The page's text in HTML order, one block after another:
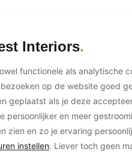
Interiors
functionele als analytische
op de website goed
geplaatst als je deze
persoonlijker en meer
zien en zo je ervaring
instellen. Liever toch geen